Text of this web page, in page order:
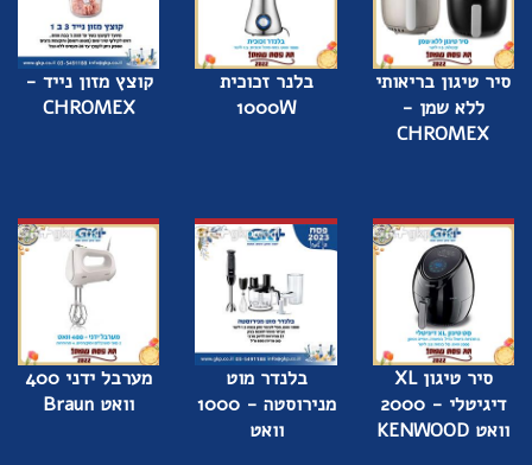
סיר טיגון בריאותי
ללא שמן -
CHROMEX
בלנר זכוכית
1000W
קוצץ מזון נייד -
CHROMEX
סיר טיגון XL
דיגיטלי - 2000
וואט KENWOOD
בלנדר מוט
מנירוסטה - 1000
וואט
מערבל ידני 400
וואט Braun